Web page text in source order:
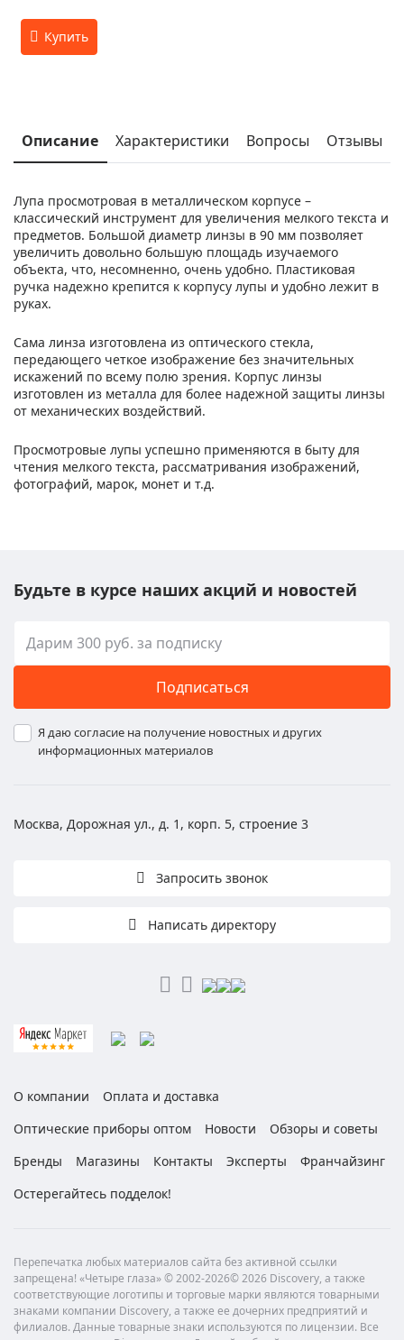
Описание Характеристики Вопросы Отзывы
Лупа просмотровая в металлическом корпусе –
классический инструмент для увеличения мелкого текста и
предметов. Большой диаметр линзы в 90 мм позволяет
увеличить довольно большую площадь изучаемого
объекта, что, несомненно, очень удобно. Пластиковая
ручка надежно крепится к корпусу лупы и удобно лежит в
руках.
Сама линза изготовлена из оптического стекла,
передающего четкое изображение без значительных
искажений по всему полю зрения. Корпус линзы
изготовлен из металла для более надежной защиты линзы
от механических воздействий.
Просмотровые лупы успешно применяются в быту для
чтения мелкого текста, рассматривания изображений,
фотографий, марок, монет и т.д.
Будьте в курсе наших акций и новостей
Подписаться
Я даю согласие на получение новостных и других
информационных материалов
Москва, Дорожная ул., д. 1, корп. 5, строение 3
Запросить звонок
Написать директору
О компании
Оплата и доставка
Оптические приборы оптом
Новости
Обзоры и советы
Бренды
Магазины Контакты Эксперты
Франчайзинг
Остерегайтесь подделок!
Перепечатка любых материалов сайта без активной ссылки
запрещена! «Четыре глаза» © 2002-2026© 2026 Discovery, а также
соответствующие логотипы и торговые марки являются товарными
знаками компании Discovery, а также ее дочерних предприятий и
филиалов. Данные товарные знаки используются по лицензии. Все